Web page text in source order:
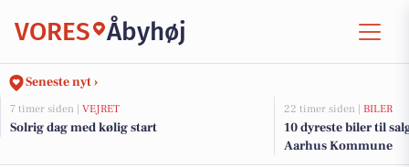
VORES Åbyhøj
Seneste nyt ›
7 timer siden | VEJRET
Solrig dag med kølig start
22 timer siden | BILER
10 dyreste biler til
Aarhus Kommune